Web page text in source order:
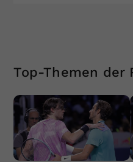
Top-Themen der